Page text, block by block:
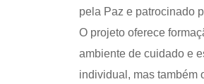
pela Paz e patrocinado
O projeto oferece
ambiente de cuidado e
individual, mas também